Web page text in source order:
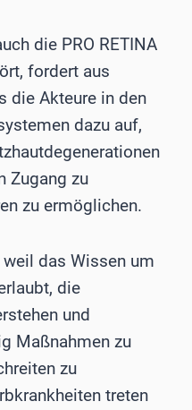
die PRO RETINA
fordert aus
die Akteure in den
dazu auf,
Zugang zu
zu ermöglichen.
das Wissen um
die
und
Maßnahmen zu
zu
treten